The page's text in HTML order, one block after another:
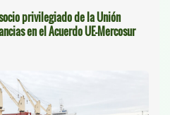
privilegiado de la Unión
en el Acuerdo UE-Mercosur